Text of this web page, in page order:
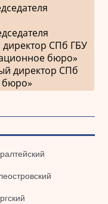
СПб ГБУ
бюро»
директор СПб
бюро»